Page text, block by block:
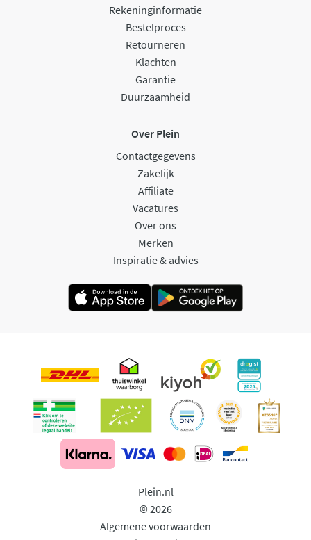
Rekeninginformatie
Bestelproces
Retourneren
Klachten
Garantie
Duurzaamheid
Over Plein
Contactgegevens
Zakelijk
Affiliate
Vacatures
Over ons
Merken
Inspiratie & advies
Plein.nl
© 2026
Algemene voorwaarden